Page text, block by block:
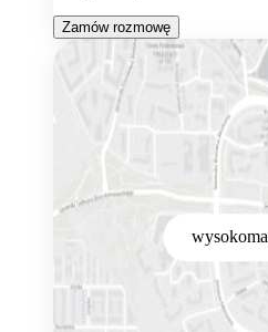
Zamów rozmowę